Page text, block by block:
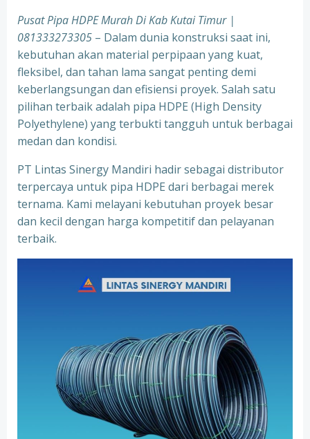
Pusat Pipa HDPE Murah Di Kab Kutai Timur |
081333273305 – Dalam dunia konstruksi saat ini,
kebutuhan akan material perpipaan yang kuat,
fleksibel, dan tahan lama sangat penting demi
keberlangsungan dan efisiensi proyek. Salah satu
pilihan terbaik adalah pipa HDPE (High Density
Polyethylene) yang terbukti tangguh untuk berbagai
medan dan kondisi.
PT Lintas Sinergy Mandiri hadir sebagai distributor
terpercaya untuk pipa HDPE dari berbagai merek
ternama. Kami melayani kebutuhan proyek besar
dan kecil dengan harga kompetitif dan pelayanan
terbaik.